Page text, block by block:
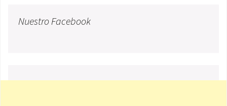
Nuestro Facebook